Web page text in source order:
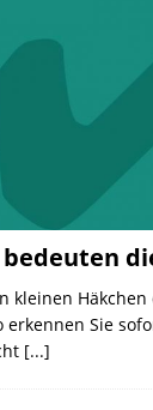
kleinen Häkchen
erkennen Sie
[...]